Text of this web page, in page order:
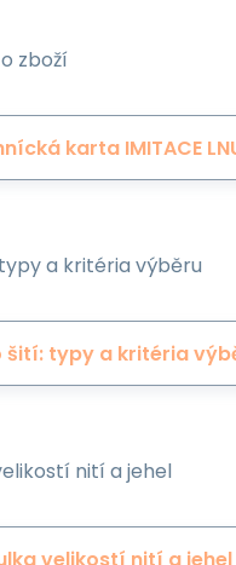
zboží
karta IMITACE
a kritéria výběru
šití: typy a kritéria
nití a jehel